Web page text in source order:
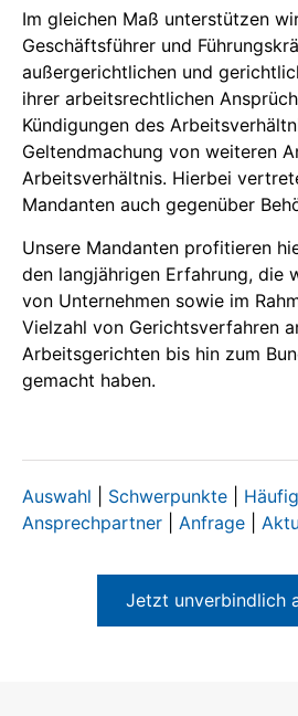
Im gleichen Maß unterstützen
Geschäftsführer und
außergerichtlichen und
ihrer arbeitsrechtlichen
Kündigungen des
Geltendmachung von weiteren
Arbeitsverhältnis. Hierbei
Mandanten auch gegenüber
Unsere Mandanten profitieren
den langjährigen Erfahrung, die
von Unternehmen sowie im
Vielzahl von Gerichtsverfahren
Arbeitsgerichten bis hin zum
gemacht haben.
Auswahl Schwerpunkte|
Ansprechpartner| Anfrage|
Jetzt unverbindlich